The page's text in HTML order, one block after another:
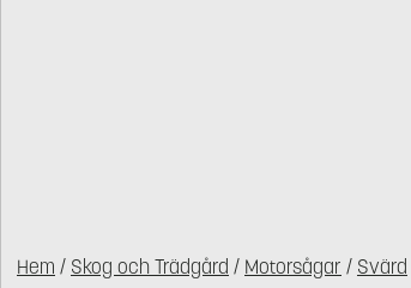
Hem / Skog och Trädgård / Motorsågar / Svärd